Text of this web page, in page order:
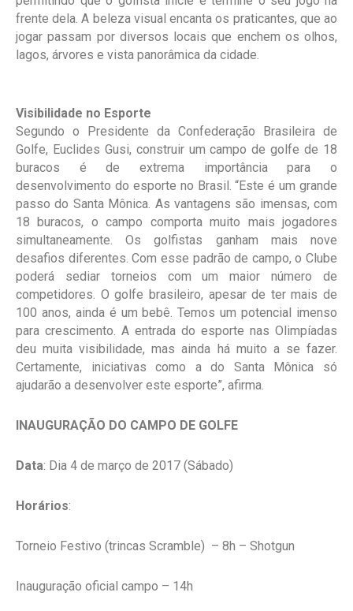
frente dela. A beleza visual encanta os praticantes, que ao
jogar passam por diversos locais que enchem os olhos,
lagos, árvores e vista panorâmica da cidade.
Visibilidade no Esporte
Segundo o Presidente da Confederação Brasileira de
Golfe, Euclides Gusi, construir um campo de golfe de 18
buracos é de extrema importância para o
desenvolvimento do esporte no Brasil. “Este é um grande
passo do Santa Mônica. As vantagens são imensas, com
18 buracos, o campo comporta muito mais jogadores
simultaneamente. Os golfistas ganham mais nove
desafios diferentes. Com esse padrão de campo, o Clube
poderá sediar torneios com um maior número de
competidores. O golfe brasileiro, apesar de ter mais de
100 anos, ainda é um bebê. Temos um potencial imenso
para crescimento. A entrada do esporte nas Olimpíadas
deu muita visibilidade, mas ainda há muito a se fazer.
Certamente, iniciativas como a do Santa Mônica só
ajudarão a desenvolver este esporte”, afirma.
INAUGURAÇÃO DO CAMPO DE GOLFE
Data: Dia 4 de março de 2017 (Sábado)
Horários:
Torneio Festivo (trincas Scramble) – 8h – Shotgun
Inauguração oficial campo – 14h